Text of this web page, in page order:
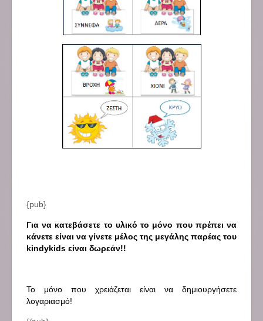
{pub}
Για να κατεβάσετε το υλικό το μόνο που πρέπει να
κάνετε είναι να γίνετε μέλος της μεγάλης παρέας του
kindykids είναι δωρεάν!!
Το μόνο που χρειάζεται είναι να δημιουργήσετε
λογαριασμό!